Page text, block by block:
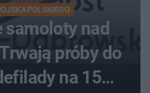
POLSKIEGO
samoloty nad
próby do
na 15